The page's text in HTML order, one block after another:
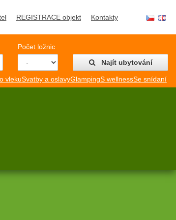
REGISTRACE objekt Kontakty
Počet ložnic
Najít ubytování
vlekuSvatby a oslavyGlampingS wellnessSe snídaní